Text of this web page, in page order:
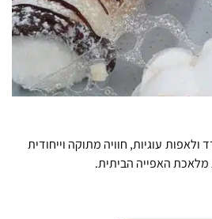
עוגיות, חוויה מתוקה וייחודית
האפייה הביתית.